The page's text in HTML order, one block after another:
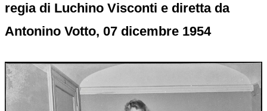
regia di Luchino Visconti e diretta da
Antonino Votto, 07 dicembre 1954